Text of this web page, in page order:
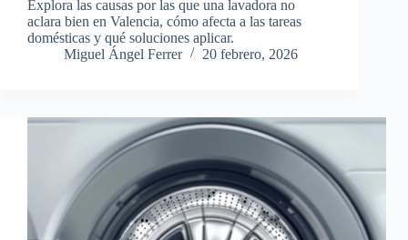
Explora las causas por las que una lavadora no
aclara bien en Valencia, cómo afecta a las tareas
domésticas y qué soluciones aplicar.
Miguel Ángel Ferrer
20 febrero, 2026